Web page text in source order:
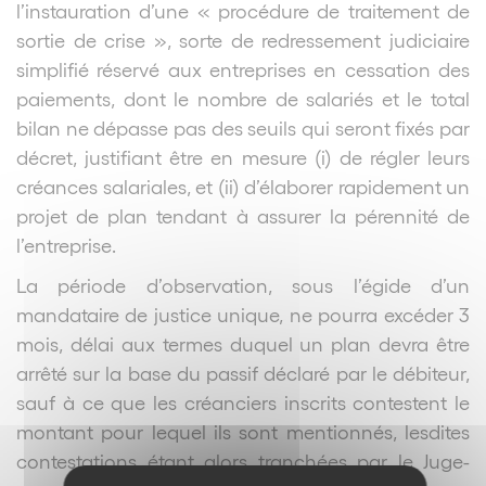
l’instauration d’une « procédure de traitement de
sortie de crise », sorte de redressement judiciaire
simplifié réservé aux entreprises en cessation des
paiements, dont le nombre de salariés et le total
bilan ne dépasse pas des seuils qui seront fixés par
décret, justifiant être en mesure (i) de régler leurs
créances salariales, et (ii) d’élaborer rapidement un
projet de plan tendant à assurer la pérennité de
l’entreprise.
La période d’observation, sous l’égide d’un
mandataire de justice unique, ne pourra excéder 3
mois, délai aux termes duquel un plan devra être
arrêté sur la base du passif déclaré par le débiteur,
sauf à ce que les créanciers inscrits contestent le
montant pour lequel ils sont mentionnés, lesdites
contestations étant alors tranchées par le Juge-